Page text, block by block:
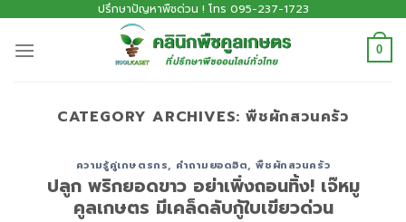
ปรึกษาปัญหาพืชด่วน ! โทร 095-237-1723
0
CATEGORY ARCHIVES:พืชผักสวนครัว
ความรู้คู่เกษตรกร, คำถามยอดฮิต,พืชผักสวนครัว
ปลูก พริกยอดขาว อย่าเพิ่งถอนทิ้ง! เจ๊หมู
คูลเกษตร มีเคล็ดลับกู้ใบเขียวด่วน